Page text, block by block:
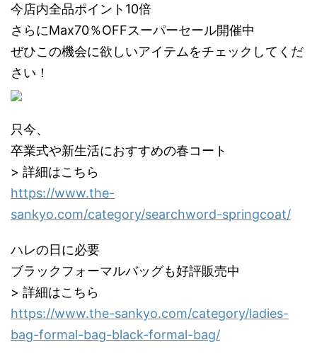
今店内全品ポイント10倍
さらにMax70％OFFスーパーセール開催中
ぜひこの機会に欲しいアイテムをチェックしてくだ
さい！
只今、
卒業式や新生活におすすめの春コート
> 詳細はこちら
https://www.the-
sankyo.com/category/searchword-springcoat/
ハレの日に必要
ブラックフォーマルバッグも好評販売中
> 詳細はこちら
https://www.the-sankyo.com/category/ladies-
bag-formal-bag-black-formal-bag/